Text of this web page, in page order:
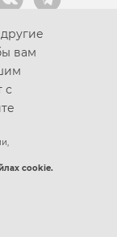
вам
с
cookie.